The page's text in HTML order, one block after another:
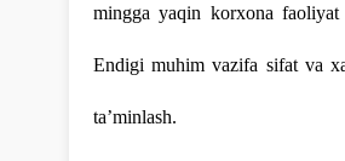
mingga yaqin korxona faoliyat
Endigi muhim vazifa sifat va
ta’minlash.